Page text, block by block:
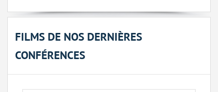
FILMS DE NOS DERNIÈRES
CONFÉRENCES